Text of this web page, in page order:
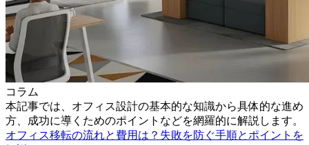
コラム
本記事では、オフィス設計の基本的な知識から具体的な進め
方、成功に導くためのポイントなどを網羅的に解説します。
オフィス移転の流れと費用は？失敗を防ぐ手順とポイントを